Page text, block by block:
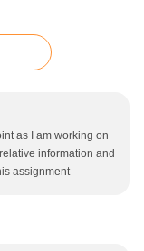
as I am working on
information and
assignment